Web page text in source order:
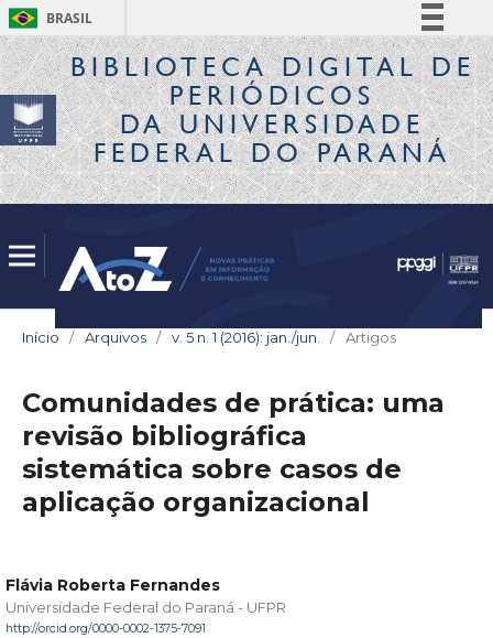
BRASIL
Simplifique!
Comunica BR
Participe
Acesso à informação
Legislação
BIBLIOTECA DIGITALDE
PERIÓDICOS
DA UNIVERSIDADE
FEDERAL DO PARANÁ
Início / Arquivos / v. 5 n. 1 (2016): jan./jun. / Artigos
Comunidades de prática: uma
revisão bibliográfica
sistemática sobre casos de
aplicação organizacional
Flávia Roberta Fernandes
Universidade Federal do Paraná - UFPR
http://orcid.org/0000-0002-1375-7091